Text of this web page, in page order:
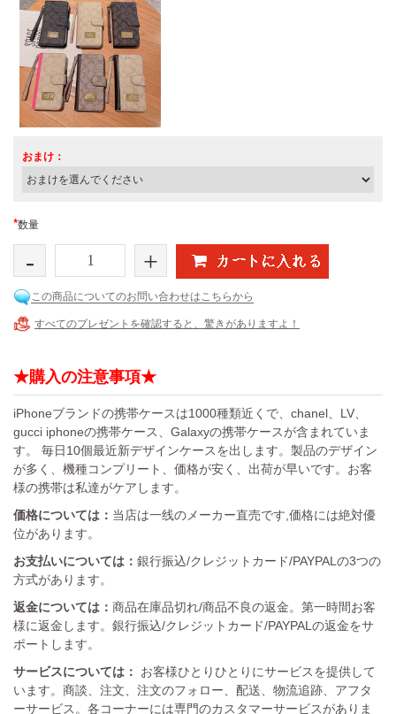
おまけ：
*数量
- +
この商品についてのお問い合わせはこちらから
すべてのプレゼントを確認すると、驚きがありますよ！
★購入の注意事項★
iPhoneブランドの携帯ケースは1000種類近くで、chanel、LV、
gucci iphoneの携帯ケース、Galaxyの携帯ケースが含まれていま
す。 毎日10個最近新デザインケースを出します。製品のデザイン
が多く、機種コンプリート、価格が安く、出荷が早いです。お客
様の携帯は私達がケアします。
価格については： 当店は一线のメーカー直売です,価格には絶対優
位があります。
お支払いについては： 銀行振込/クレジットカード/PAYPALの3つの
方式があります。
返金については： 商品在庫品切れ/商品不良の返金。第一時間お客
様に返金します。銀行振込/クレジットカード/PAYPALの返金をサ
ポートします。
サービスについては：
お客様ひとりひとりにサービスを提供して
います。商談、注文、注文のフォロー、配送、物流追跡、アフタ
ーサービス。各コーナーには専門のカスタマーサービスがありま